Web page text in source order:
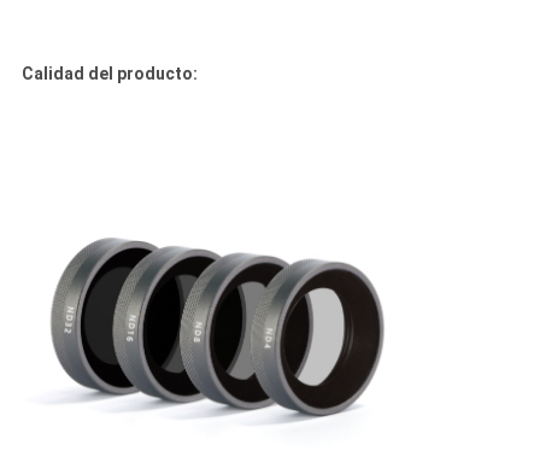
Calidad del producto: